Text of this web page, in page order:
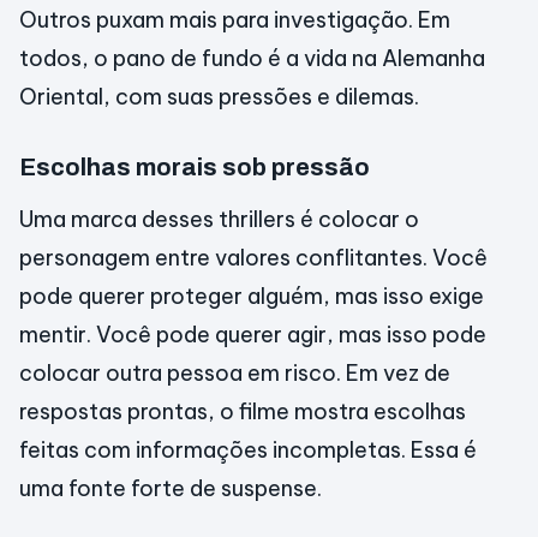
Outros puxam mais para investigação. Em
todos, o pano de fundo é a vida na Alemanha
Oriental, com suas pressões e dilemas.
Escolhas morais sob pressão
Uma marca desses thrillers é colocar o
personagem entre valores conflitantes. Você
pode querer proteger alguém, mas isso exige
mentir. Você pode querer agir, mas isso pode
colocar outra pessoa em risco. Em vez de
respostas prontas, o filme mostra escolhas
feitas com informações incompletas. Essa é
uma fonte forte de suspense.